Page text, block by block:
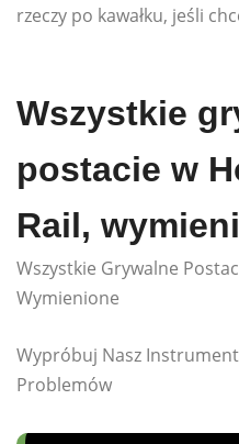
rzeczy po kawałku, jeśli
Wszystkie
postacie w
Rail,
Wszystkie Grywalne
Wymienione
Wypróbuj Nasz
Problemów